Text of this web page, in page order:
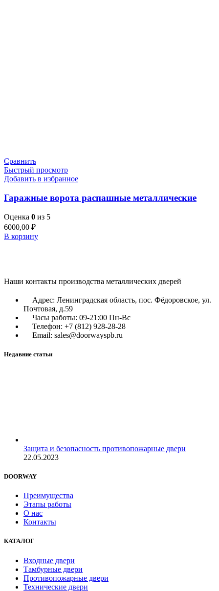
Сравнить
Быстрый просмотр
Добавить в избранное
Гаражные ворота распашные металлические
Оценка 0 из 5
6000,00 ₽
В корзину
Наши контакты производства металлических дверей
Адрес: Ленинградская область, пос. Фёдоровское, ул.
Почтовая, д.59
Часы работы: 09-21:00 Пн-Вс
Телефон: +7 (812) 928-28-28
Email: sales@doorwayspb.ru
Недавние статьи
Защита и безопасность противопожарные двери
22.05.2023
DOORWAY
Преимущества
Этапы работы
О нас
Контакты
КАТАЛОГ
Входные двери
Тамбурные двери
Противопожарные двери
Технические двери